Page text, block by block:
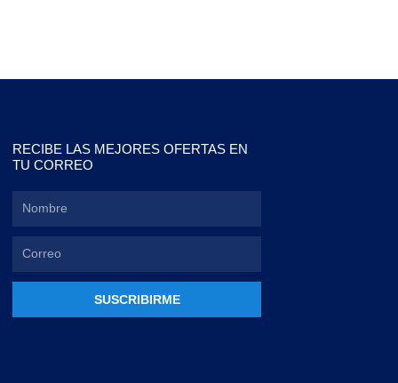
RECIBE LAS MEJORES OFERTAS EN
TU CORREO
SUSCRIBIRME